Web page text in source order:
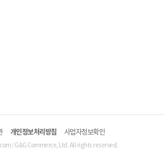
개인정보처리방침 사업자정보확인
/ G&G Commerce, Ltd. All rights reserved.